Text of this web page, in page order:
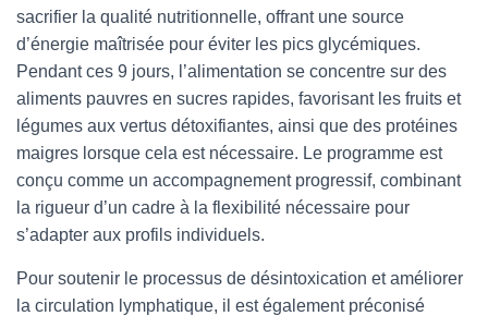
sacrifier la qualité nutritionnelle, offrant une source
d’énergie maîtrisée pour éviter les pics glycémiques.
Pendant ces 9 jours, l’alimentation se concentre sur des
aliments pauvres en sucres rapides, favorisant les fruits et
légumes aux vertus détoxifiantes, ainsi que des protéines
maigres lorsque cela est nécessaire. Le programme est
conçu comme un accompagnement progressif, combinant
la rigueur d’un cadre à la flexibilité nécessaire pour
s’adapter aux profils individuels.
Pour soutenir le processus de désintoxication et améliorer
la circulation lymphatique, il est également préconisé